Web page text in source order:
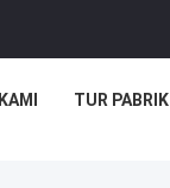
TUR PABRIK